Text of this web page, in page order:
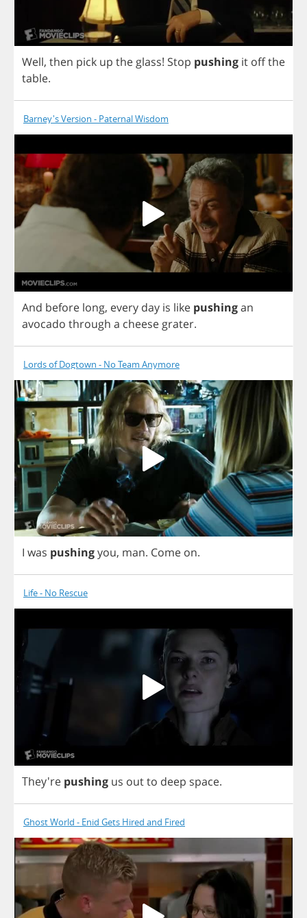
Well, then pick up theglass! Stop pushing it offthe
table.
Barney's Version - Paternal Wisdom
And before long, every day is like pushingan
avocado through a cheese grater.
Lords of Dogtown - No Team Anymore
I was pushingyou, man. Come on.
Life - No Rescue
They're pushing us outto deep space.
Ghost World - Enid Gets Hired and Fired